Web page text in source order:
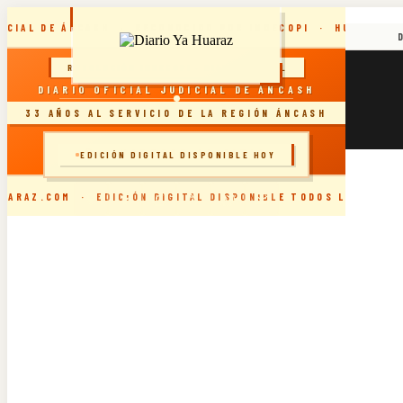
DE ÁNCASH · RECONOCIDO POR INDECOPI · HUARAZ,
· EDICIÓN DIGITAL DISPONIBLE TODOS LOS DÍAS
RESOLUCIÓN INDECOPI · DIARIO OFICIAL
DIARIO OFICIAL JUDICIAL DE ÁNCASH
33 AÑOS AL SERVICIO DE LA REGIÓN ÁNCASH
🗞️ INGRESAR AL SITIO
EDICIÓN DIGITAL DISPONIBLE HOY
to
content
sábado, agosto 8, 2026
DIARIO YA VIRTUAL 07.08.2026
DIARIO YA VIRTUAL 06.08.2026
DIARIO YA VIRTUAL 05.08.2026
DIARIO YA VIRTUAL 04.08.2026